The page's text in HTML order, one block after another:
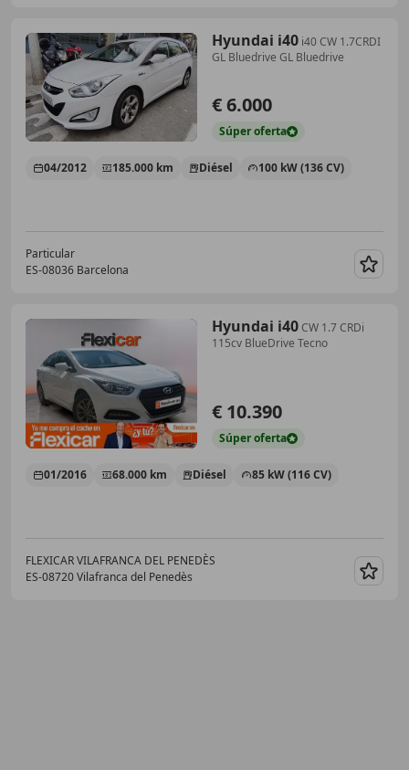
Hyundai i40 i40 CW 1.7CRDI
GL Bluedrive GL Bluedrive
€ 6.000
Súperoferta
04/2012 185.000 km Diésel 100 kW (136 CV)
Particular
ES-08036 Barcelona
Hyundai i40CW 1.7 CRDi
115cv BlueDrive Tecno
€ 10.390
Súperoferta
01/2016 68.000 km Diésel 85 kW (116 CV)
FLEXICAR VILAFRANCA DEL PENEDÈS
ES-08720 Vilafranca del Penedès